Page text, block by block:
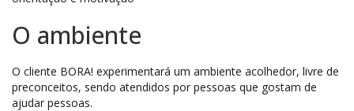
O ambiente
O cliente BORA! experimentará um ambiente acolhedor, livre de
preconceitos, sendo atendidos por pessoas que gostam de
ajudar pessoas.